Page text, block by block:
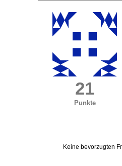
21
Punkte
Keine bevorzugten